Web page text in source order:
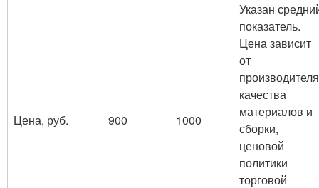
Цена, руб. 900 1000
Указан
показатель.
Цена зависит
от
качества
материалов и
сборки,
ценовой
политики
торговой